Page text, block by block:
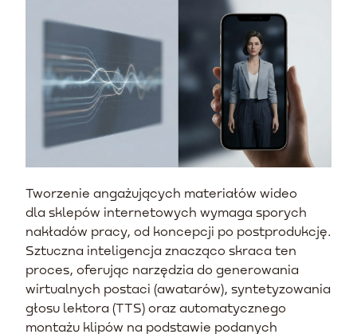
Tworzenie angażujących materiałów wideo
dla sklepów internetowych wymaga sporych
nakładów pracy, od koncepcji po postprodukcję.
Sztuczna inteligencja znacząco skraca ten
proces, oferując narzędzia do generowania
wirtualnych postaci (awatarów), syntetyzowania
głosu lektora (TTS) oraz automatycznego
montażu klipów na podstawie podanych